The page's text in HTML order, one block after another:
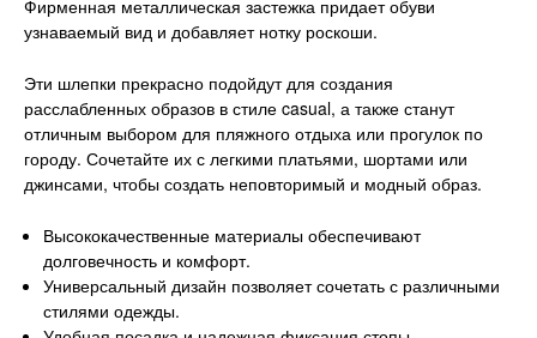
Фирменная металлическая застежка придает обуви
узнаваемый вид и добавляет нотку роскоши.
Эти шлепки прекрасно подойдут для создания
расслабленных образов в стиле casual, а также станут
отличным выбором для пляжного отдыха или прогулок по
городу. Сочетайте их с легкими платьями, шортами или
джинсами, чтобы создать неповторимый и модный образ.
Высококачественные материалы обеспечивают
долговечность и комфорт.
Универсальный дизайн позволяет сочетать с различными
стилями одежды.